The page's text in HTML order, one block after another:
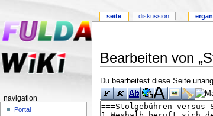
Bearbeiten von
Du bearbeitest diese Seite
seite diskussion
navigation
Portal